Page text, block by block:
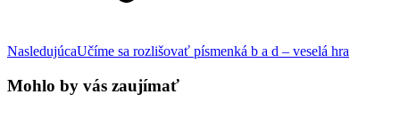
NasledujúcaNext
Učíme sa rozlišovať písmenká b a d – veselá hra
Mohlo by vás zaujímať